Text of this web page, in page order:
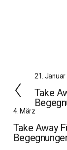
Z
u
r
ü
k
21. Januar
Take
W
e
i
t
4. März
Take Away